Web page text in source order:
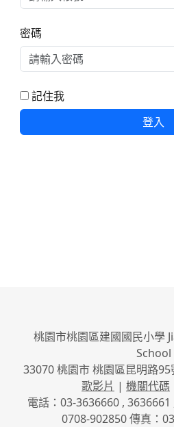
密碼
記住我
登入
桃園市桃園區建國國民小學
School
33070 桃園市 桃園區昆明路95
歌影片 | 機關代碼
電話：03-3636660 , 3636661
0708-902850 傳真：